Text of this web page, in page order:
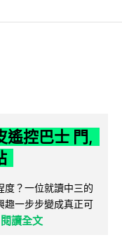
遙控巴士 門,
度？一位就讀中三的
趣一步步變成真正可
閱讀全文